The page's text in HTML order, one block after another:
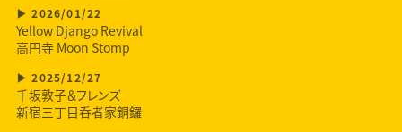
2026/01/22
Yellow Django Revival
高円寺 Moon Stomp
2025/12/27
千坂敦子＆フレンズ
新宿三丁目呑者家銅鑼